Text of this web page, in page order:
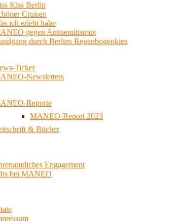
Kiss Berlin
Cruisen
ich erlebt habe
gegen Antisemitismus
durch Berlins Regenbogenkiez
Ticker
Newsletters
Reporte
MANEO-Report 2023
& Bücher
Engagement
bei MANEO